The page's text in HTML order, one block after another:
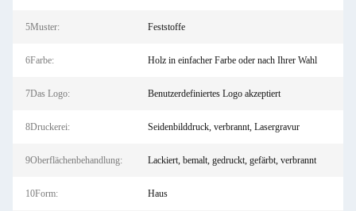
5Muster: Feststoffe
6Farbe: Holz in einfacher Farbe oder nach Ihrer Wahl
7Das Logo: Benutzerdefiniertes Logo akzeptiert
8Druckerei: Seidenbilddruck, verbrannt, Lasergravur
9Oberflächenbehandlung: Lackiert, bemalt, gedruckt, gefärbt, verbrannt
10Form: Haus